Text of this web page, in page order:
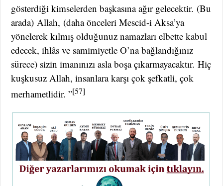
gösterdiği kimselerden başkasına ağır gelecektir. (Bu
arada) Allah, (daha önceleri Mescid-i Aksa’ya
yönelerek kılmış olduğunuz namazları elbette kabul
edecek, ihlâs ve samimiyetle O’na bağlandığınız
sürece) sizin imanınızı asla boşa çıkarmayacaktır. Hiç
kuşkusuz Allah, insanlara karşı çok şefkatli, çok
merhametlidir. ”[57]